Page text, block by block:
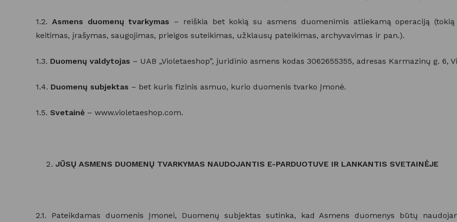
1.2. Asmens duomenų tvarkymas – reiškia bet kokią su asmens duomenimis atliekamą operaciją
keitimas, įrašymas, saugojimas, prieigos suteikimas, užklausų pateikimas, archyvavimas ir pan.).
1.3. Duomenų valdytojas – UAB „Violetaeshop”, juridinio asmens kodas 3062655355, adresas Karmazinų g. 6,
1.4. Duomenų subjektas – bet kuris fizinis asmuo, kurio duomenis tvarko Įmonė.
1.5. Svetainė – www.violetaeshop.com.
JŪSŲ ASMENS DUOMENŲ TVARKYMAS NAUDOJANTIS E-PARDUOTUVE IR LANKANTIS SVETAINĖJE
2.1. Pateikdamas duomenis Įmonei, Duomenų subjektas sutinka, kad Asmens duomenys būtų